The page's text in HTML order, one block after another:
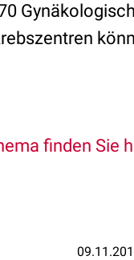
finden Sie